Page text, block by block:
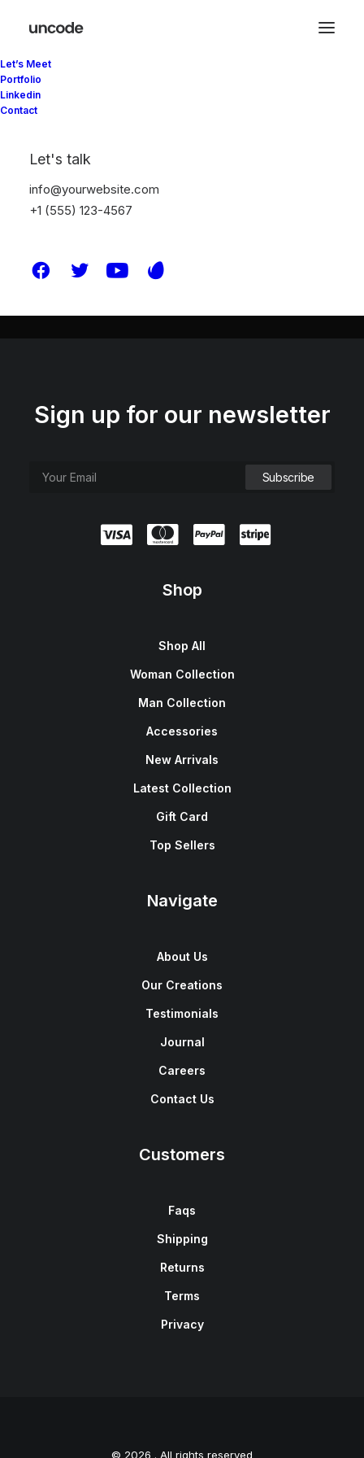
Let’s Meet
Portfolio
Linkedin
Contact
Let's talk
info@yourwebsite.com
+1 (555) 123-4567
Ufukta harika şeyler var
Sign up for our newsletter
Shop
Shop All
Woman Collection
Man Collection
Accessories
New Arrivals
Latest Collection
Gift Card
Top Sellers
Navigate
About Us
Our Creations
Testimonials
Journal
Careers
Contact Us
Customers
Faqs
Shipping
Returns
Terms
Privacy
© 2026 . All rights reserved